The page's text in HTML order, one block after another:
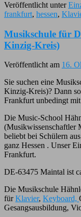
Veröffentlicht unter
frankfurt, hessen,
Musikschule für
Kinzig-Kreis)
Veröffentlicht am 16.
Sie suchen eine
Kinzig-Kreis)? Dann
Frankfurt unbedingt
Die Music-School
(Musikwissenschaftler
beliebt bei Schülern
ganz Hessen . Unser
Frankfurt.
DE-63475 Maintal ist
Die Musikschule
fürKlavier, Keyboard,
Gesangsausbildung,